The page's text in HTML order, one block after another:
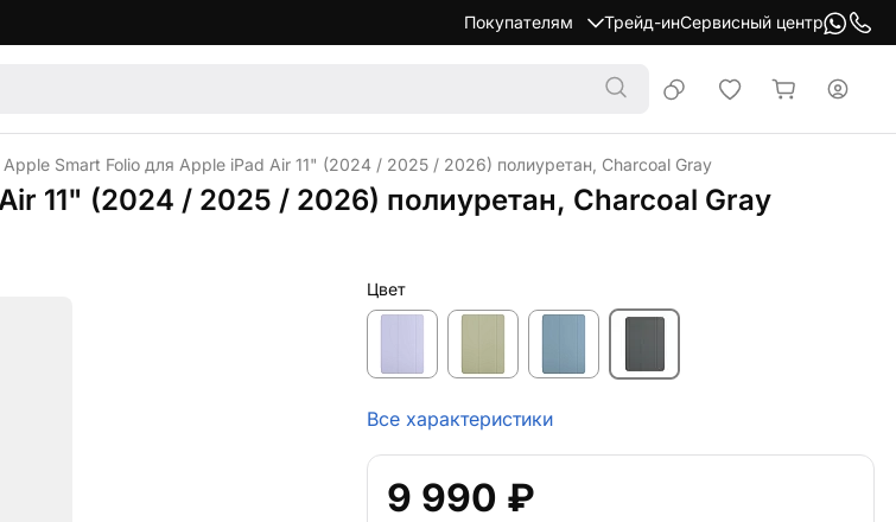
Покупателям Трейд-инСервисный центр
Smart Folio для Apple iPad Air 11" (2024 / 2025 / 2026) полиуретан, Charcoal Gray
11" (2024 / 2025 / 2026) полиуретан, Charcoal Gray
Цвет
Все характеристики
9 990 ₽